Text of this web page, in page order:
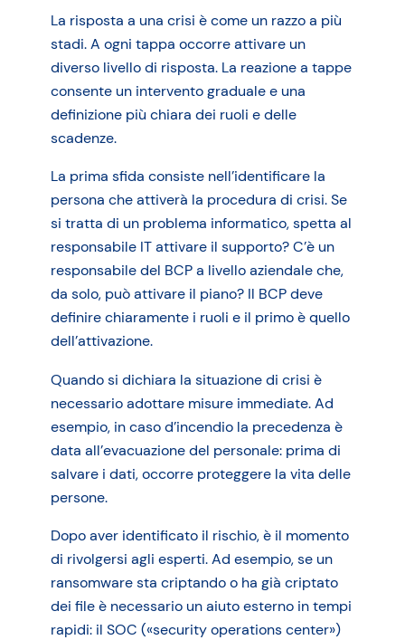
La risposta a una crisi è come un razzo a più
stadi. A ogni tappa occorre attivare un
diverso livello di risposta. La reazione a tappe
consente un intervento graduale e una
definizione più chiara dei ruoli e delle
scadenze.
La prima sfida consiste nell’identificare la
persona che attiverà la procedura di crisi. Se
si tratta di un problema informatico, spetta al
responsabile IT attivare il supporto? C’è un
responsabile del BCP a livello aziendale che,
da solo, può attivare il piano? Il BCP deve
definire chiaramente i ruoli e il primo è quello
dell’attivazione.
Quando si dichiara la situazione di crisi è
necessario adottare misure immediate. Ad
esempio, in caso d’incendio la precedenza è
data all’evacuazione del personale: prima di
salvare i dati, occorre proteggere la vita delle
persone.
Dopo aver identificato il rischio, è il momento
di rivolgersi agli esperti. Ad esempio, se un
ransomware sta criptando o ha già criptato
dei file è necessario un aiuto esterno in tempi
rapidi: il SOC («security operations center»)